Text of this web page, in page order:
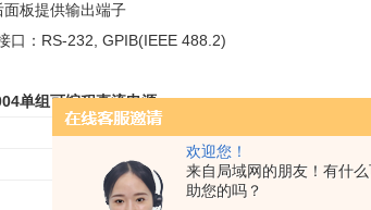
欢迎您！
来自局域网的朋友！有什
助您的吗？
提供输出端子
：RS-232, GPIB(IEEE 488.2)
单组可编程直流电源
机种
PSM-2010
PSM-3004